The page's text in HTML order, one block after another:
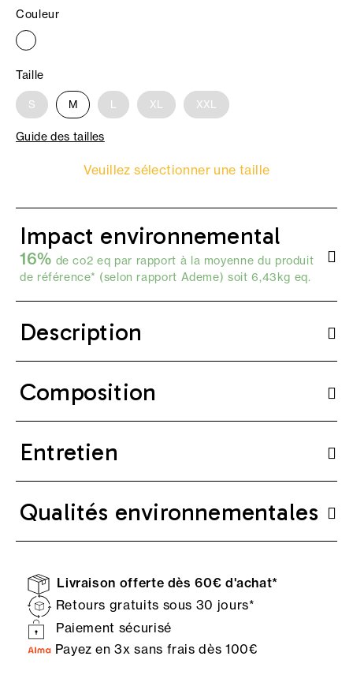
Couleur
Taille
S M L XL XXL
Guide des tailles
Veuillez sélectionner une taille
Impact environnemental
16% de co2 eq par rapport à la moyenne du produit
de référence* (selon rapport Ademe) soit 6,43kg eq.
Description
Composition
Entretien
Qualités environnementales
Livraison offerte dès 60€ d'achat*
Retours gratuits sous 30 jours*
Paiement sécurisé
Payez en 3x sans frais dès 100€